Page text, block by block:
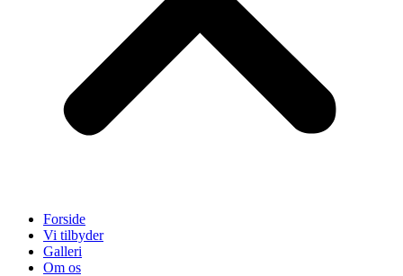
Forside
Vi tilbyder
Galleri
Om os